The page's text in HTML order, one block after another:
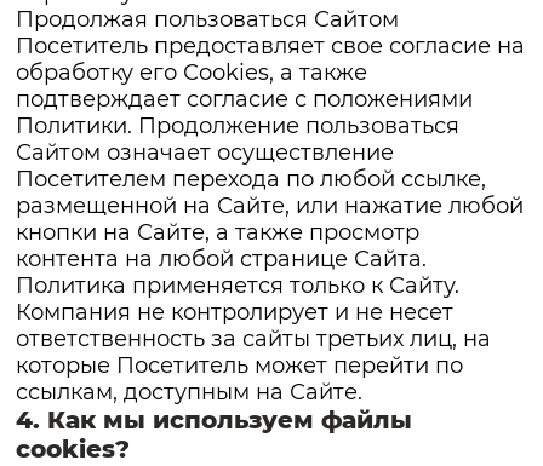
Продолжая пользоваться Сайтом
Посетитель предоставляет свое согласие на
обработку его Сookies, а также
подтверждает согласие с положениями
Политики. Продолжение пользоваться
Сайтом означает осуществление
Посетителем перехода по любой ссылке,
размещенной на Сайте, или нажатие любой
кнопки на Сайте, а также просмотр
контента на любой странице Сайта.
Политика применяется только к Сайту.
Компания не контролирует и не несет
ответственность за сайты третьих лиц, на
которые Посетитель может перейти по
ссылкам, доступным на Сайте.
4. Как мы используем файлы
cookies?